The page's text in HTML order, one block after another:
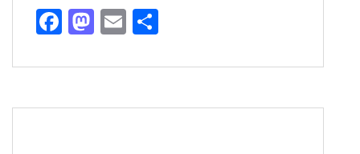
F
e
b
M
to
d
E
ai
l
m
p